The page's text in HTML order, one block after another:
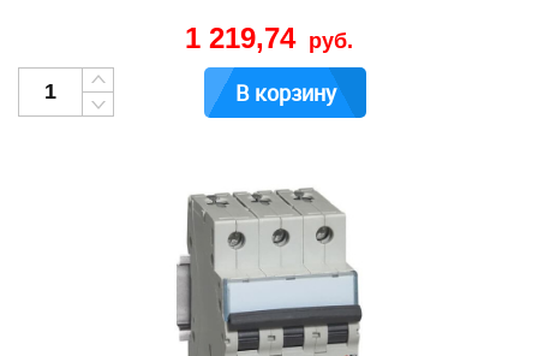
1 219,74 руб.
В корзину